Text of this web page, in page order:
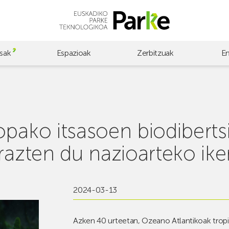
Espazioak Zerbitzuak
itsasoen
du nazioarteko
2024-03-13
Azken 40 urteetan, Ozeano Atlantikoak